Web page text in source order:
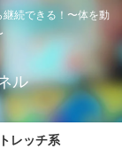
続できる！〜体を動
ル
レッチ系